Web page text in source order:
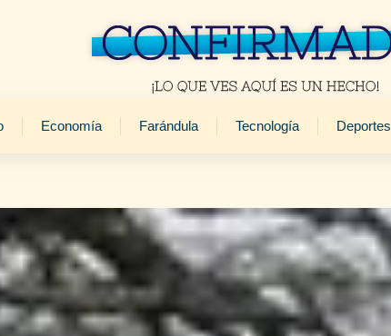
Economía Farándula Tecnología Deportes